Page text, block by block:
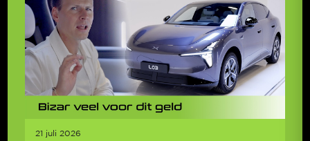
21 juli 2026